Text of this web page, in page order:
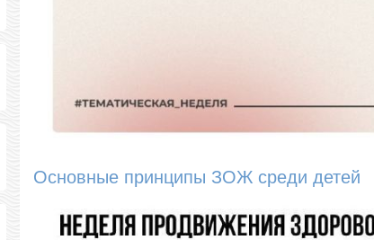
Основные принципы ЗОЖ среди детей